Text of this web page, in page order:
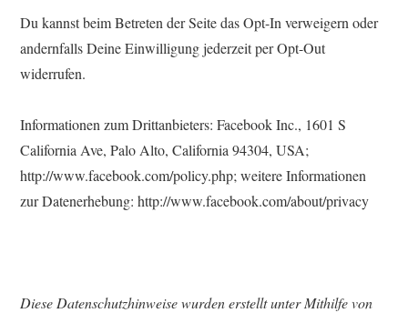
Du kannst beim Betreten der Seite das Opt-In verweigern oder
andernfalls Deine Einwilligung jederzeit per Opt-Out
widerrufen.
Informationen zum Drittanbieters: Facebook Inc., 1601 S
California Ave, Palo Alto, California 94304, USA;
http://www.facebook.com/policy.php; weitere Informationen
zur Datenerhebung: http://www.facebook.com/about/privacy
Diese Datenschutzhinweise wurden erstellt unter Mithilfe von